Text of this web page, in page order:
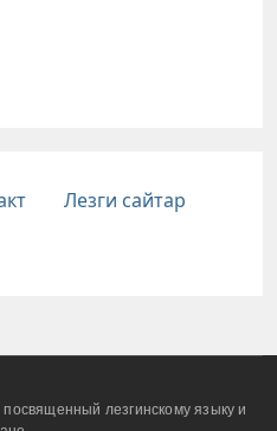
Лезги сайтар
лезгинскому языку и